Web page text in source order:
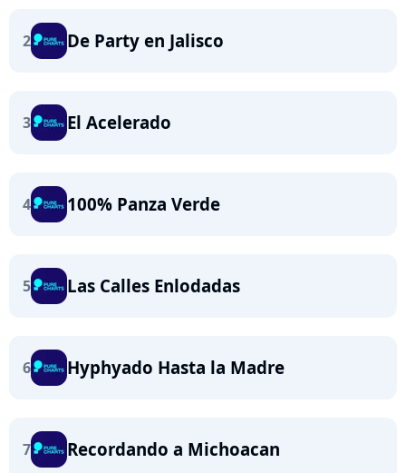
2 De Party en Jalisco
3 El Acelerado
4 100% Panza Verde
5 Las Calles Enlodadas
6 Hyphyado Hasta la Madre
7 Recordando a Michoacan